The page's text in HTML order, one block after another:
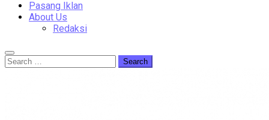
Pasang Iklan
About Us
Redaksi